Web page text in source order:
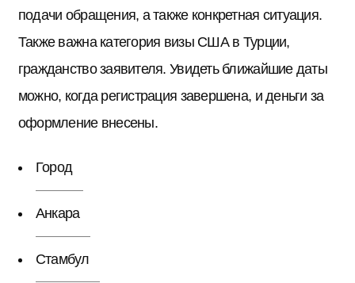
подачи обращения, а также конкретная ситуация.
Также важна категория визы США в Турции,
гражданство заявителя. Увидеть ближайшие даты
можно, когда регистрация завершена, и деньги за
оформление внесены.
Город
Анкара
Стамбул